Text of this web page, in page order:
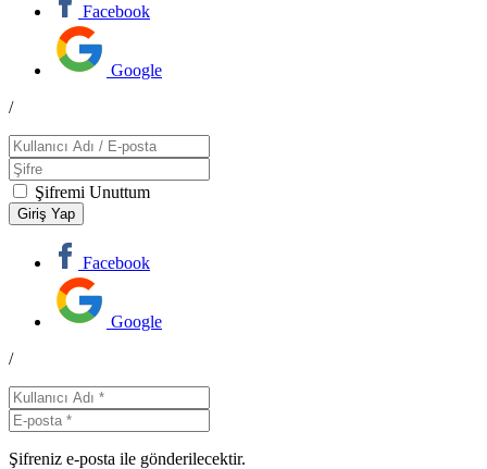
Facebook
Google
/
Şifremi Unuttum
Facebook
Google
/
Şifreniz e-posta ile gönderilecektir.